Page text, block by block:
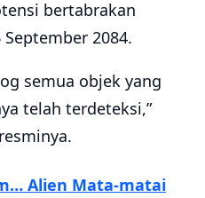
bertabrakan
2084.
semua objek yang
telah terdeteksi,”
Alien Mata-matai